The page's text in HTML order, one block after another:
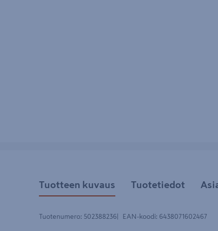
Tuotteen kuvaus Tuotetiedot
Tuotenumero: 502388236 EAN-koodi: 6438071602467